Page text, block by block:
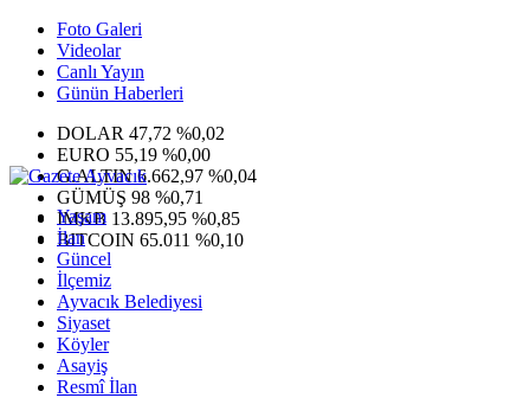
Foto Galeri
Videolar
Canlı Yayın
Günün Haberleri
DOLAR 47,72 %0,02
EURO 55,19 %0,00
G.ALTIN6.662,97 %0,04
GÜMÜŞ 98 %0,71
IMKB 13.895,95 %0,85
BITCOIN 65.011 %0,10
Yaşam
İlan
Güncel
İlçemiz
Ayvacık Belediyesi
Siyaset
Köyler
Asayiş
Resmî İlan